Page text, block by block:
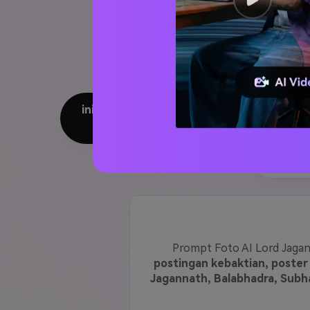
Prompt Foto AI Rath Yatra
Lord Jagannath, kebaktian
yang menampilkan kereta
ini membantu Anda langsung membuat
ke-gambar yang
Prompt Foto AI Lord
postingan kebaktian, poster
Jagannath, Balabhadra,